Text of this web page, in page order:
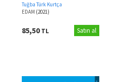
Tuğba Türk Kurtça
EDAM (2021)
85,50TL Satın al